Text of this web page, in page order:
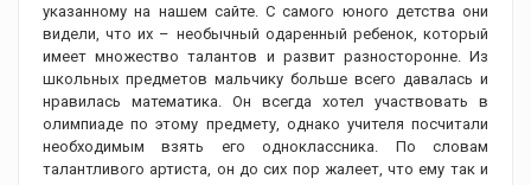
указанному на нашем сайте. С самого юного детства они
видели, что их – необычный одаренный ребенок, который
имеет множество талантов и развит разносторонне. Из
школьных предметов мальчику больше всего давалась и
нравилась математика. Он всегда хотел участвовать в
олимпиаде по этому предмету, однако учителя посчитали
необходимым взять его одноклассника. По словам
талантливого артиста, он до сих пор жалеет, что ему так и